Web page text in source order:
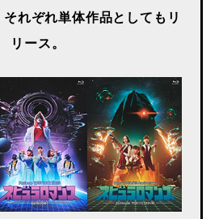
れぞれ単体作品としてもリ
リース。